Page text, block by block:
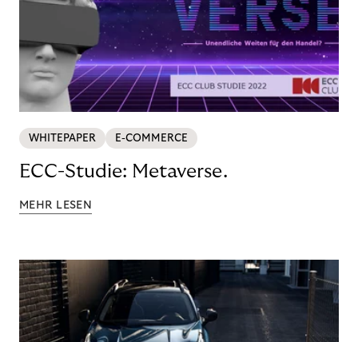
WHITEPAPER E-COMMERCE
ECC-Studie: Metaverse.
MEHR LESEN